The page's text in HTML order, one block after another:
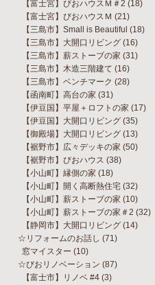
【富士宮】びおハウスＭ＃2 (18)
【富士宮】びおハウスＭ (21)
【三島市】Small is Beautiful (18)
【三島市】大開口リビング (16)
【三島市】薪ストーブの家 (31)
【三島市】木造三階建て (16)
【三島市】ベンチマーク (28)
【函南町】高台の家 (31)
【伊豆国】平屋＋ロフトの家 (17)
【伊豆国】大開口リビング (35)
【御殿場】大開口リビング (13)
【裾野市】広々デッキの家 (50)
【裾野市】びおハウス (38)
【小山町】縁側の家 (18)
【小山町】開く高断熱住宅 (32)
【小山町】薪ストーブの家 (10)
【小山町】薪ストーブの家＃2 (32)
【静岡市】大開口リビング (14)
☆リフォームのお話し (71)
窓マイスター (10)
☆びおリノベーション (87)
【富士市】リノベ #4 (3)